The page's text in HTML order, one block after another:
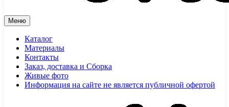
Меню
Каталог
Материалы
Контакты
Заказ, доставка и Сборка
Живые фото
Информация на сайте не является публичной офертой